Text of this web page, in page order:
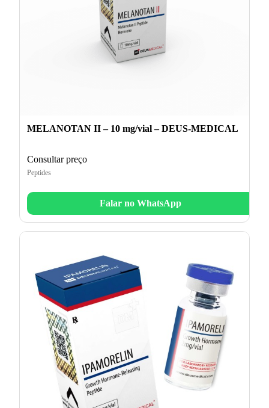
MELANOTAN II – 10 mg/vial – DEUS-MEDICAL
Consultar preço
Peptides
Falar no WhatsApp